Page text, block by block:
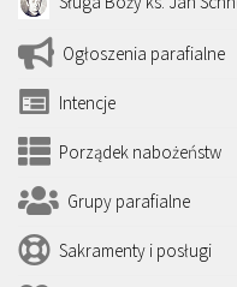
Ogłoszenia parafialne
Intencje
Porządek nabożeństw
Grupy parafialne
Sakramenty i posługi